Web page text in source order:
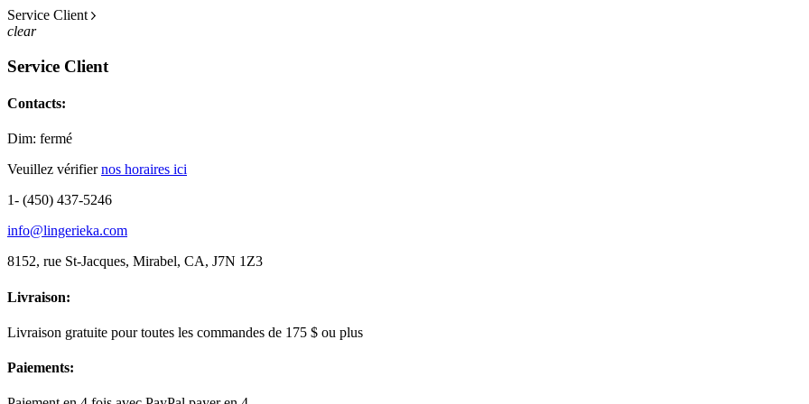
Service Client
clear
Service Client
Contacts:
Dim: fermé
Veuillez vérifiernos horaires ici
1- (450) 437-5246
info@lingerieka.com
8152, rue St-Jacques, Mirabel, CA, J7N 1Z3
Livraison:
Livraison gratuite pour toutes les commandes de 175 $ ou plus
Paiements: